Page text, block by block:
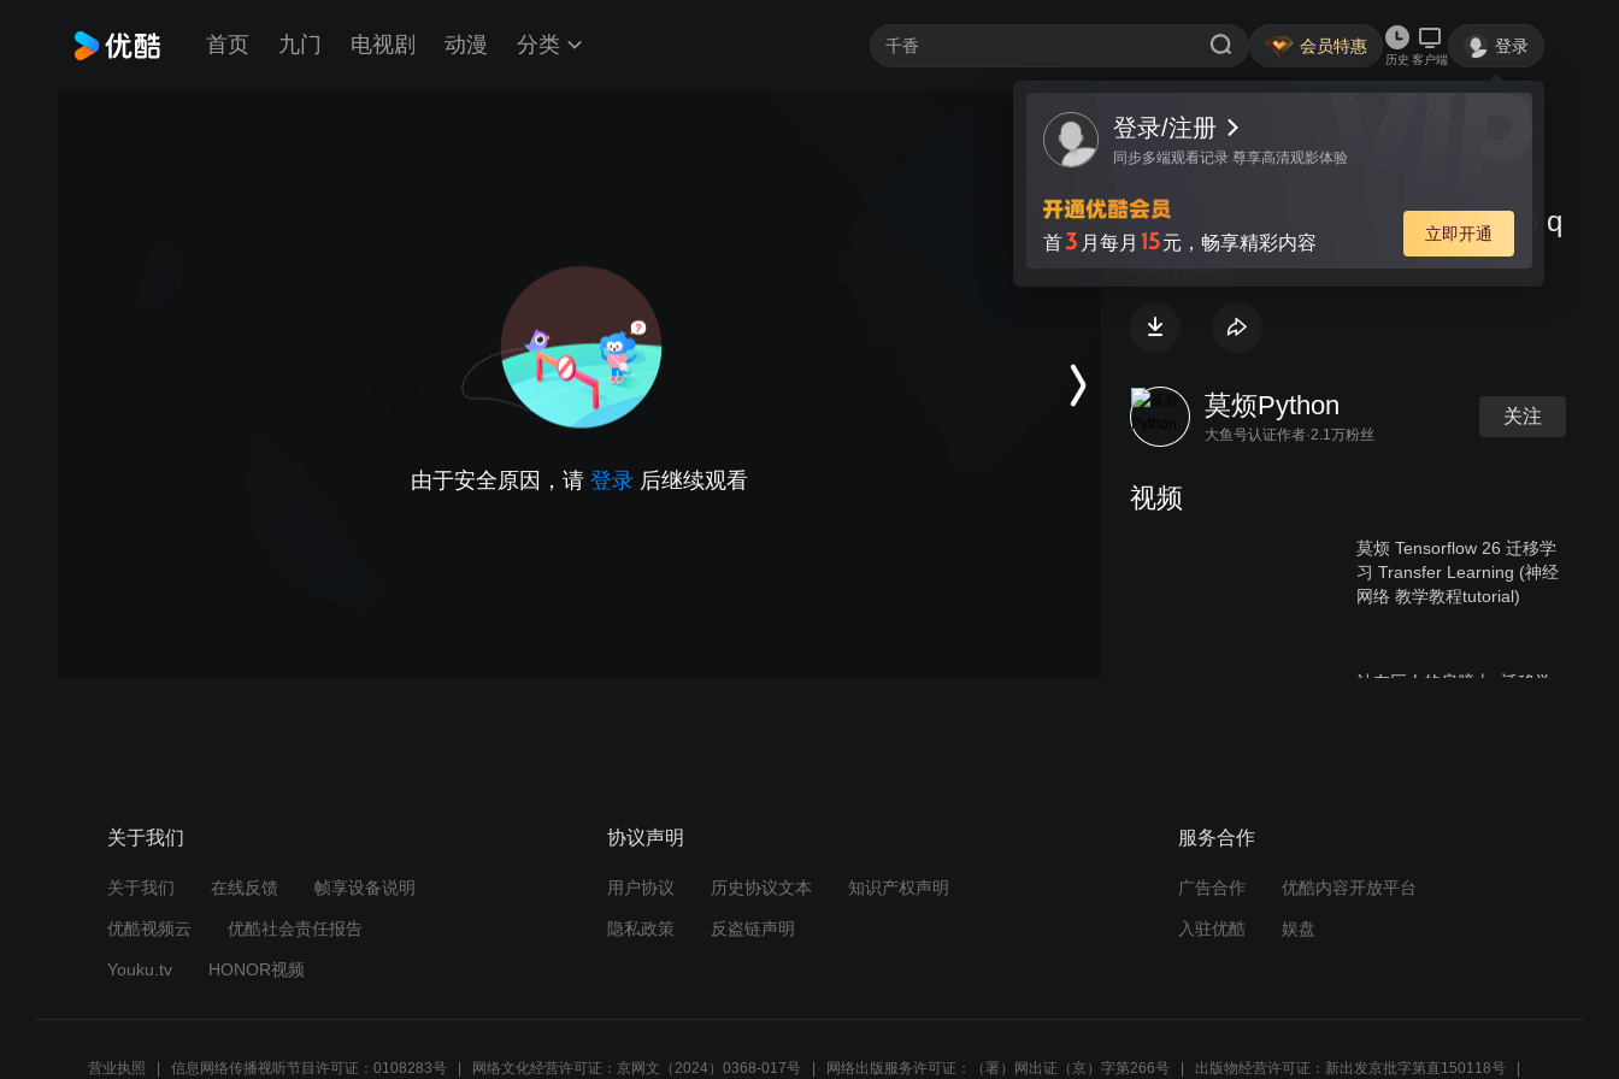
首页 九门 电视剧 动漫 分类 会员特惠
历史 客户端
登录
登录/注册
同步多端观看记录 尊享高清观影体验
首3 月每月 15元，畅享精彩内容 立即开通
由于安全原因，请 登录 后继续观看
视频 讨论
#6 Simulation mountaincar deep q
network
莫烦Python
大鱼号认证作者·2.1万粉丝
关注
视频
莫烦 Tensorflow 26 迁移学
习 Transfer Learning (神经
网络 教学教程tutorial)
站在巨人的肩膀上, 迁移学
关于我们
关于我们 在线反馈 帧享设备说明
优酷视频云 优酷社会责任报告
Youku.tv HONOR视频
协议声明
用户协议 历史协议文本 知识产权声明
隐私政策 反盗链声明
服务合作
广告合作 优酷内容开放平台
入驻优酷 娱盘
营业执照 信息网络传播视听节目许可证：0108283号 网络文化经营许可证：京网文（2024）0368-017号 网络出版服务许可证：（署）网出证（京）字第266号 出版物经营许可证：新出发京批字第直150118号